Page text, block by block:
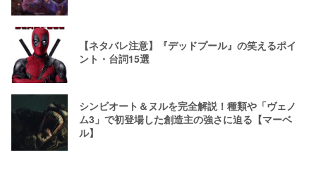
【ネタバレ注意】『デッドプール』の笑えるポイ
ント・台詞15選
シンビオート＆ヌルを完全解説！種類や「ヴェノ
ム3」で初登場した創造主の強さに迫る【マーベ
ル】